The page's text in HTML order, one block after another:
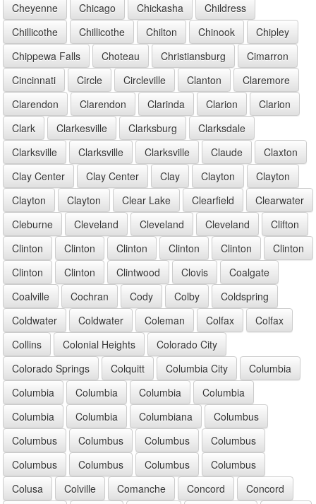
Cheyenne
Chicago Chickasha
Childress
Chillicothe
Chillicothe Chilton Chinook
Chipley
Chippewa Falls
Choteau Christiansburg
Cimarron
Cincinnati
Circle Circleville Clanton
Claremore
Clarendon
Clarendon Clarinda Clarion
Clarion
Clark
Clarkesville Clarksburg
Clarksdale
Clarksville
Clarksville Clarksville Claude
Claxton
Clay Center
Clay Center Clay Clayton
Clayton
Clayton
Clayton Clear Lake Clearfield
Clearwater
Cleburne
Cleveland Cleveland Cleveland
Clifton
Clinton
Clinton Clinton Clinton Clinton
Clinton
Clinton
Clinton Clintwood Clovis
Coalgate
Coalville
Cochran Cody Colby
Coldspring
Coldwater
Coldwater Coleman Colfax
Colfax
Collins
Colonial Heights
Colorado City
Colorado Springs
Colquitt Columbia City
Columbia
Columbia
Columbia Columbia
Columbia
Columbia
Columbia Columbiana
Columbus
Columbus
Columbus Columbus
Columbus
Columbus
Columbus Columbus
Columbus
Colusa
Colville Comanche Concord
Concord